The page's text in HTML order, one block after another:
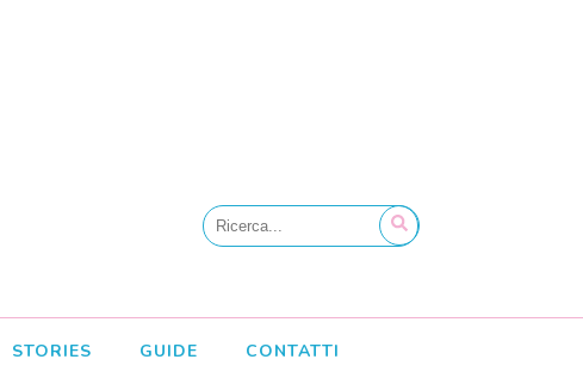
STORIES GUIDE CONTATTI